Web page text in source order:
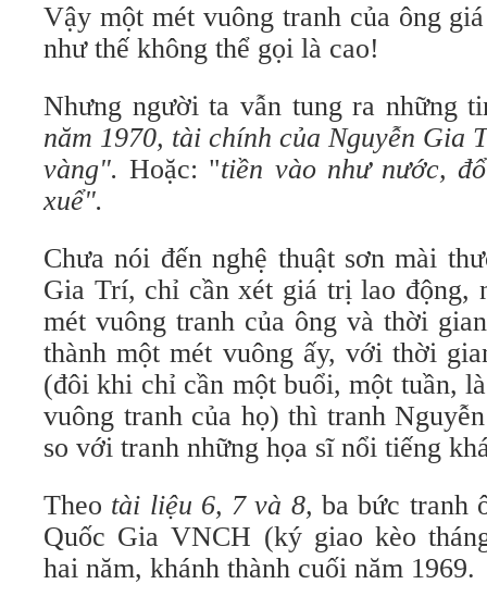
Vậy một mét vuông tranh của ông
như thế không thể gọi là cao!
Nhưng người ta vẫn tung ra những
năm 1970, tài chính của Nguyễn Gia
vàng".Hoặc: "tiền vào như nước,
xuể".
Chưa nói đến nghệ thuật sơn mài
Gia Trí, chỉ cần xét giá trị lao động,
mét vuông tranh của ông và thời
thành một mét vuông ấy, với thời
(đôi khi chỉ cần một buổi, một tuần,
vuông tranh của họ) thì tranh
so với tranh những họa sĩ nổi tiếng
Theo tài liệu 6, 7 và 8, ba bức tranh
Quốc Gia VNCH (ký giao kèo
hai năm, khánh thành cuối năm 1969.